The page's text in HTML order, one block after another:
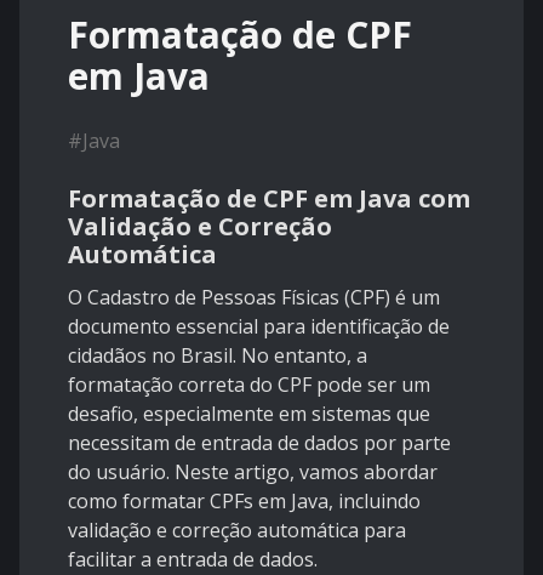
Formatação de CPF
em Java
#Java
Formatação de CPF em Java com
Validação e Correção
Automática
O Cadastro de Pessoas Físicas (CPF) é um
documento essencial para identificação de
cidadãos no Brasil. No entanto, a
formatação correta do CPF pode ser um
desafio, especialmente em sistemas que
necessitam de entrada de dados por parte
do usuário. Neste artigo, vamos abordar
como formatar CPFs em Java, incluindo
validação e correção automática para
facilitar a entrada de dados.